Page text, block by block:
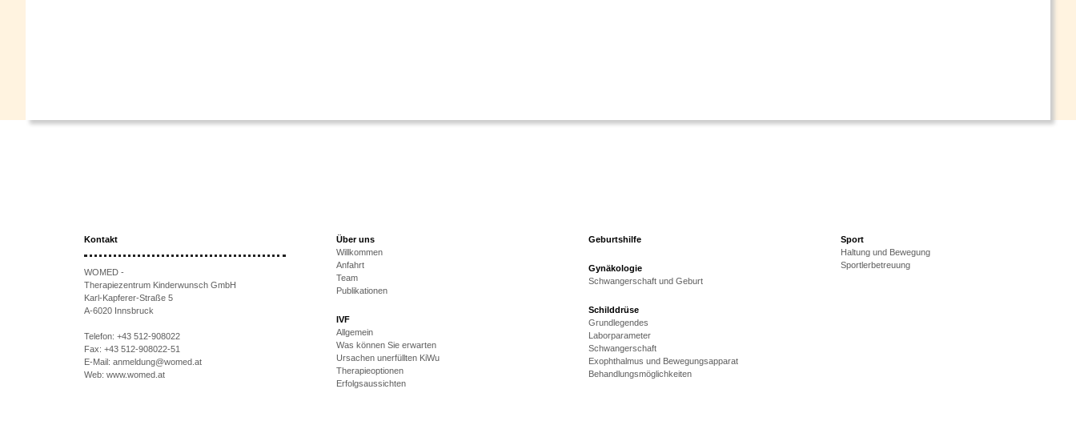
Kontakt
WOMED -
Therapiezentrum Kinderwunsch GmbH
Karl-Kapferer-Straße 5
A-6020 Innsbruck
Telefon: +43 512-908022
Fax: +43 512-908022-51
E-Mail: anmeldung@womed.at
Web: www.womed.at
Über uns
Willkommen
Anfahrt
Team
Publikationen
IVF
Allgemein
Was können Sie erwarten
Ursachen unerfüllten KiWu
Therapieoptionen
Erfolgsaussichten
Geburtshilfe
Gynäkologie
Schwangerschaft und Geburt
Schilddrüse
Grundlegendes
Laborparameter
Schwangerschaft
Exophthalmus und Bewegungsapparat
Behandlungsmöglichkeiten
Sport
Haltung und Bewegung
Sportlerbetreuung